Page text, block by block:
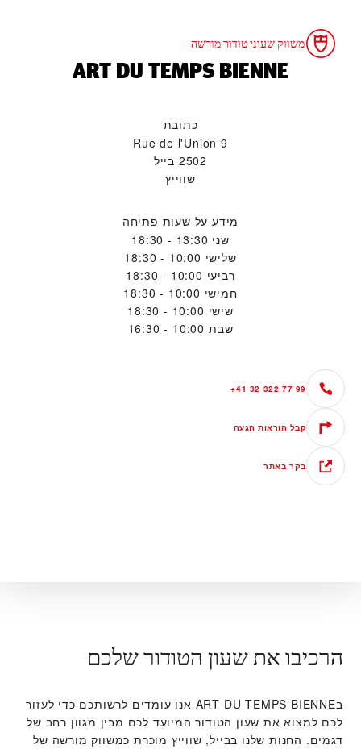
משווק שעוני טודור מורשה
‭ART DU TEMPS BIENNE‬
כתובת
Rue de l'Union 9
2502 בייל
שווייץ
מידע על שעות פתיחה
שני 13:30 - 18:30
שלישי 10:00 - 18:30
רביעי 10:00 - 18:30
חמישי 10:00 - 18:30
שישי 10:00 - 18:30
שבת 10:00 - 16:30
+41 32 322 77 99
קבל הוראות הגעה
בקר באתר
הרכיבו את שעון הטודור שלכם
ב‭ART DU TEMPS BIENNE‬ אנו עומדים לרשותכם כדי לעזור
לכם למצוא את שעון הטודור המיועד לכם מבין מגוון רחב של
דגמים. החנות שלנו בבייל, שווייץ מוכרת כמשווק מורשה של